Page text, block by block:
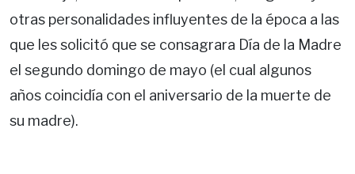
otras personalidades influyentes de la época a las
que les solicitó que se consagrara Día de la Madre
el segundo domingo de mayo (el cual algunos
años coincidía con el aniversario de la muerte de
su madre).